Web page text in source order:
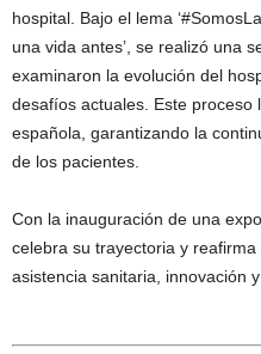
hospital. Bajo el lema
una vida antes’, se realizó una
examinaron la evolución del
desafíos actuales. Este proceso
española, garantizando la
de los pacientes.
Con la inauguración de una
celebra su trayectoria y
asistencia sanitaria, innovación y